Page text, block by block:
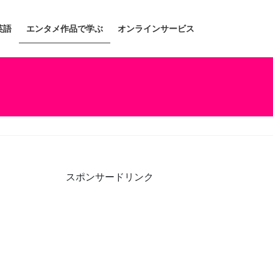
語 エンタメ作品で学ぶ オンラインサービス
スポンサードリンク